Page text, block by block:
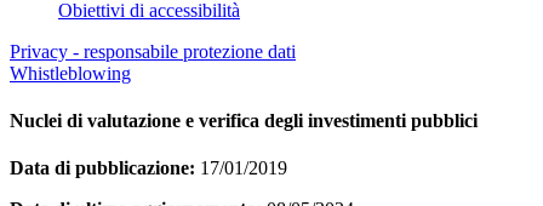
Obiettivi di accessibilità
Privacy - responsabile protezione dati
Whistleblowing
Nuclei di valutazione e verifica degli investimenti pubblici
Data di pubblicazione: 17/01/2019